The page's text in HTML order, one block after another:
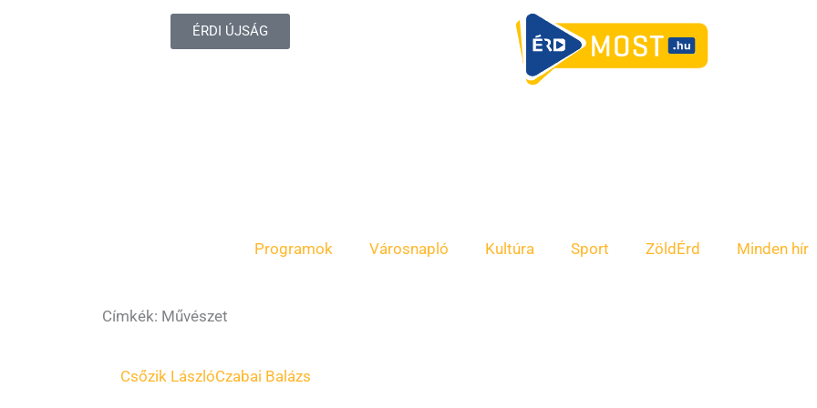
ÉRDI ÚJSÁG
Programok Városnapló Kultúra Sport ZöldÉrd Minden hír
Címkék: Művészet
Csőzik LászlóCzabai Balázs